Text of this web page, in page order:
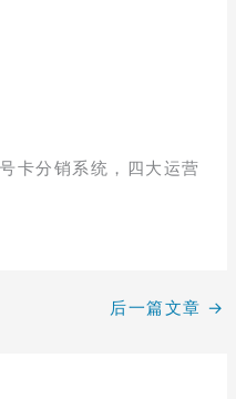
卡分销系统，四大运营
后一篇文章 →